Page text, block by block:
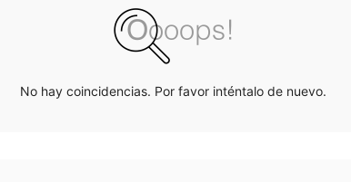
No hay coincidencias. Por favor inténtalo de nuevo.